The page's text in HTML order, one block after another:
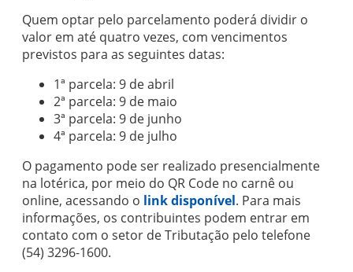
Quem optar pelo parcelamento poderá dividir o
valor em até quatro vezes, com vencimentos
previstos para as seguintes datas:
1ª parcela: 9 de abril
2ª parcela: 9 de maio
3ª parcela: 9 de junho
4ª parcela: 9 de julho
O pagamento pode ser realizado presencialmente
na lotérica, por meio do QR Code no carnê ou
online, acessando o link disponível. Para mais
informações, os contribuintes podem entrar em
contato com o setor de Tributação pelo telefone
(54) 3296-1600.